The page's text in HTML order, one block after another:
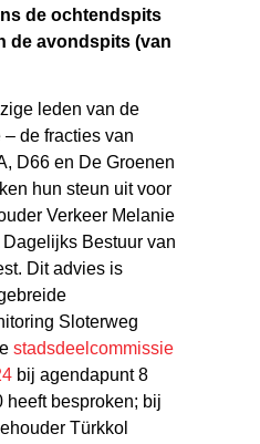
de ochtendspits
de avondspits (van
leden van de
de fracties van
D66 en De Groenen
hun steun uit voor
Verkeer Melanie
Bestuur van
Dit advies is
Sloterweg
stadsdeelcommissie
bij agendapunt 8
heeft besproken; bij
Türkkol